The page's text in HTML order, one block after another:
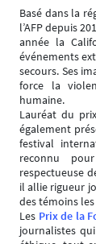
Basé dans la
l’AFP depuis
année la
événements
secours. Ses
force la
humaine.
Lauréat du
également
festival
reconnu
respectueuse
il allie rigueur
des témoins
Les Prix de la
journalistes